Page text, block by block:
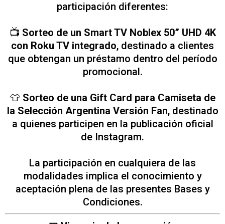
participación diferentes:
📺 Sorteo de un Smart TV Noblex 50” UHD 4K
con Roku TV integrado, destinado a clientes
que obtengan un préstamo dentro del período
promocional.
👕 Sorteo de una Gift Card para Camiseta de
la Selección Argentina Versión Fan, destinado
a quienes participen en la publicación oficial
de Instagram.
La participación en cualquiera de las
modalidades implica el conocimiento y
aceptación plena de las presentes Bases y
Condiciones.